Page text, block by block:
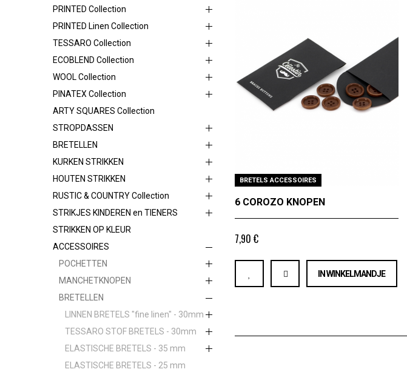
PRINTED Collection
PRINTED Linen Collection
TESSARO Collection
ECOBLEND Collection
WOOL Collection
PINATEX Collection
ARTY SQUARES Collection
STROPDASSEN
BRETELLEN
KURKEN STRIKKEN
HOUTEN STRIKKEN
RUSTIC & COUNTRY Collection
STRIKJES KINDEREN en TIENERS
STRIKKEN OP KLEUR
ACCESSOIRES
POCHETTEN
MANCHETKNOPEN
BRETELLEN
LINNEN BRETELS "fine linen" - 30mm
TESSARO STOF BRETELS - 30mm
ELASTISCHE BRETELS - 35 mm
ELASTISCHE BRETELS - 25 mm
BRETELS ACCESSOIRES
6 COROZO KNOPEN
7,90 €
IN WINKELMANDJE